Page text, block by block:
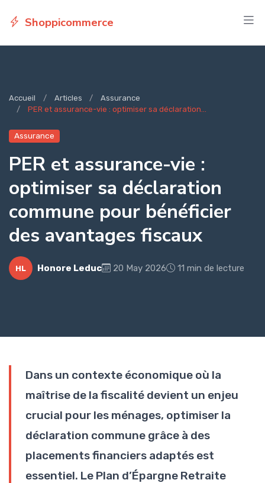
Shoppicommerce
Accueil Articles
Assurance
PER et assurance-vie : optimiser sa déclaration...
Assurance
PER et assurance-vie :
optimiser sa déclaration
commune pour bénéficier
des avantages fiscaux
HL Honore Leduc 20 May 2026 11 min de lecture
Dans un contexte économique où la
maîtrise de la fiscalité devient un enjeu
crucial pour les ménages, optimiser la
déclaration commune grâce à des
placements financiers adaptés est
essentiel. Le Plan d’Épargne Retraite